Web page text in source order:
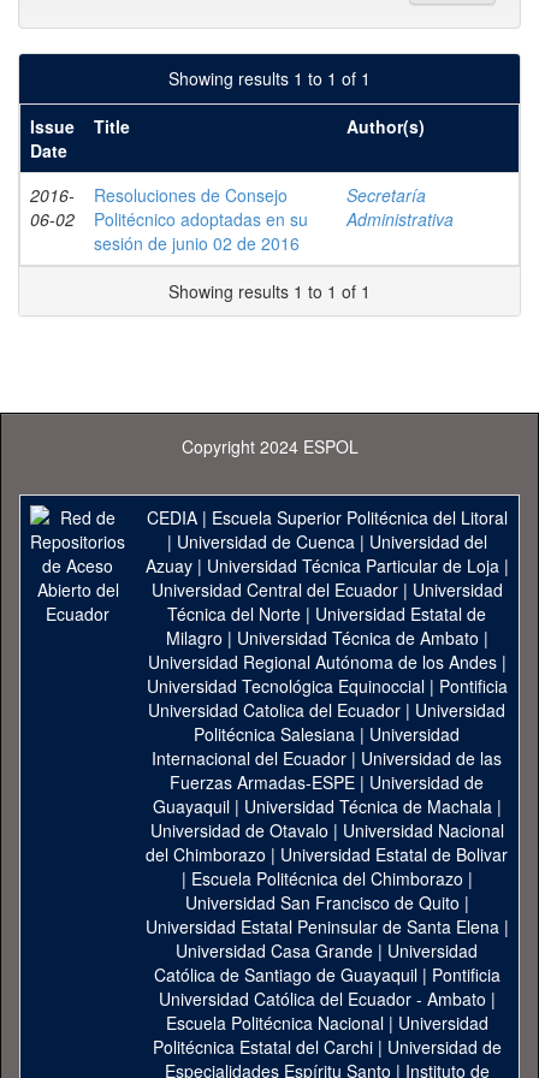
Showing results 1 to 1 of 1
Issue
Date
Title Author(s)
2016-
06-02
Resoluciones de Consejo
Politécnico adoptadas en su
sesión de junio 02 de 2016
Secretaría
Administrativa
Showing results 1 to 1 of 1
Copyright 2024 ESPOL
CEDIA| Escuela Superior Politécnica del Litoral
| Universidad de Cuenca| Universidad del
Azuay| Universidad Técnica Particular de Loja|
Universidad Central del Ecuador| Universidad
Técnica del Norte | Universidad Estatal de
Milagro | Universidad Técnica de Ambato |
Universidad Regional Autónoma de los Andes|
Universidad Tecnológica Equinoccial| Pontificia
Universidad Catolica del Ecuador | Universidad
Politécnica Salesiana | Universidad
Internacional del Ecuador | Universidad de las
Fuerzas Armadas-ESPE | Universidad de
Guayaquil| Universidad Técnica de Machala|
Universidad de Otavalo | Universidad Nacional
del Chimborazo | Universidad Estatal de Bolivar
| Escuela Politécnica del Chimborazo |
Universidad San Francisco de Quito |
Universidad Estatal Peninsular de Santa Elena|
Universidad Casa Grande | Universidad
Católica de Santiago de Guayaquil| Pontificia
Universidad Católica del Ecuador - Ambato |
Escuela Politécnica Nacional| Universidad
Politécnica Estatal del Carchi| Universidad de
Especialidades Espíritu Santo | Instituto de